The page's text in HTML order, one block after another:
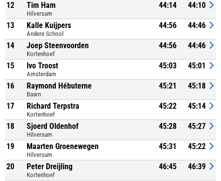
12 Tim Ham
Hilversum
44:14 44:10
13 Kalle Kuijpers
Andere School
44:56 44:46
14 Joep Steenvoorden
Kortenhoef
44:56 44:46
15 Ivo Troost
Amsterdam
45:03 45:01
16 Raymond Hébuterne
Baarn
45:21 45:18
17 Richard Terpstra
Kortenhoef
45:22 45:14
18 Sjoerd Oldenhof
Hilversum
45:28 45:27
19 Maarten Groenewegen
Hilversum
45:31 45:22
20 Peter Dreijling
Kortenhoef
46:45 46:39